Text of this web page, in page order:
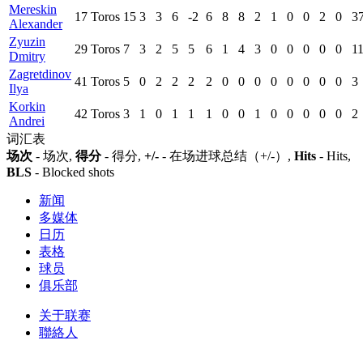
Mereskin
Alexander
17 Toros 15 3 3 6 -2 6 8 8 2 1 0 0 2 0
Zyuzin
Dmitry
29 Toros 7 3 2 5 5 6 1 4 3 0 0 0 0 0
11
Zagretdinov
Ilya
41 Toros 5 0 2 2 2 2 0 0 0 0 0 0 0 0
3
Korkin
Andrei
42 Toros 3 1 0 1 1 1 0 0 1 0 0 0 0 0
2
词汇表
场次 - 场次, 得分- 得分, +/- - 在场进球总结（+/-）, Hits - Hits,
BLS - Blocked shots
新闻
多媒体
日历
表格
球员
俱乐部
关于联赛
聯絡人